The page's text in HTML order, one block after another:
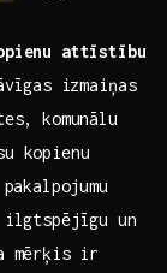
attīstību
izmaiņas
komunālu
kopienu
ilgtspējīgu⁣ un
mērķis⁣ ir